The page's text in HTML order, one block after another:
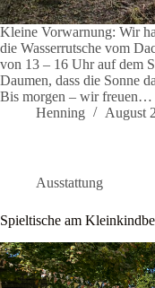
Kleine Vorwarnung: Wir
die Wasserrutsche vom
von 13 – 16 Uhr auf dem
Daumen, dass die Sonne
Bis morgen – wir freuen…
Henning
August
Ausstattung
Spieltische am